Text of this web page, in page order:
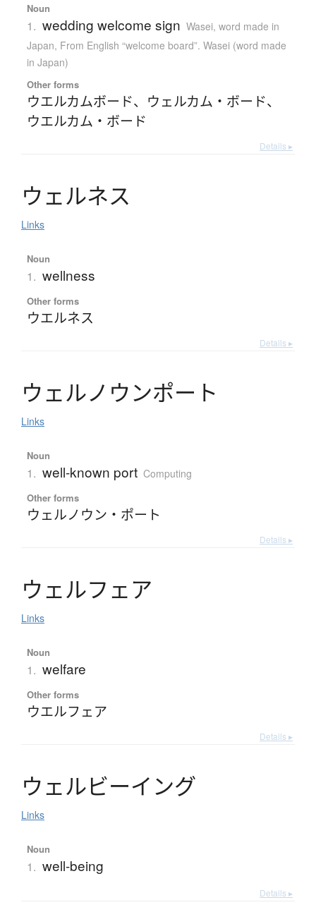
Noun
1. wedding welcome sign Wasei, word made in
Japan, From English “welcome board”. Wasei (word made
in Japan)
Other forms
ウエルカムボード、 ウェルカム・ボード、
ウエルカム・ボード
Details ▸
ウェルネス
Links
Noun
1. wellness
Other forms
ウエルネス
Details ▸
ウェルノ ウンポー ト
Links
Noun
1. well-known port Computing
Other forms
ウェルノウン・ポート
Details ▸
ウェルフェア
Links
Noun
1. welfare
Other forms
ウエルフェア
Details ▸
ウェルビーイング
Links
Noun
1. well-being
Details ▸